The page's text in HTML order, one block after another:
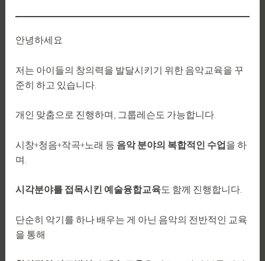
안녕하세요
저는 아이들의 창의력을 발달시키기 위한 음악교육을 꾸
준히 하고 있습니다.
개인 맞춤으로 진행하며, 그룹레슨도 가능합니다.
시창+청음+작곡+노래 등 음악 분야의 복합적인 수업을 하
며.
시각분야를 접목시킨 예술융합교육도 함께 진행합니다.
단순히 악기를 하나 배우는 게 아닌 음악의 전반적인 교육
을 통해